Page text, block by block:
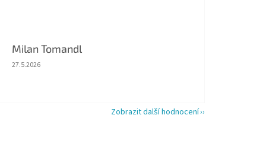
Milan Tomandl
Hodnocení obchodu je 5 z 5 hvězdiček.
27.5.2026
Zobrazit další hodnocení